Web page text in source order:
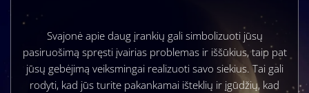
Svajonė apie daug įrankių gali simbolizuoti jūsų
pasiruošimą spręsti įvairias problemas ir iššūkius, taip pat
jūsų gebėjimą veiksmingai realizuoti savo siekius. Tai gali
rodyti, kad jūs turite pakankamai išteklių ir įgūdžių, kad